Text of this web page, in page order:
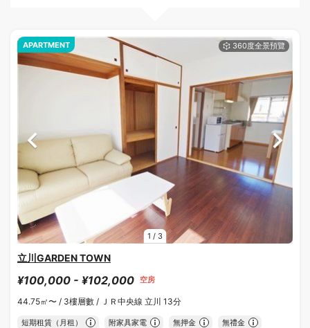
1 / 3
APARTMENT
立川GARDEN TOWN
¥100,000 - ¥102,000 空房
44.75㎡〜 / 3樓層數 / ＪＲ中央線 立川 13分
短期租賃（月租） 附家具家電 無押金 無禮金